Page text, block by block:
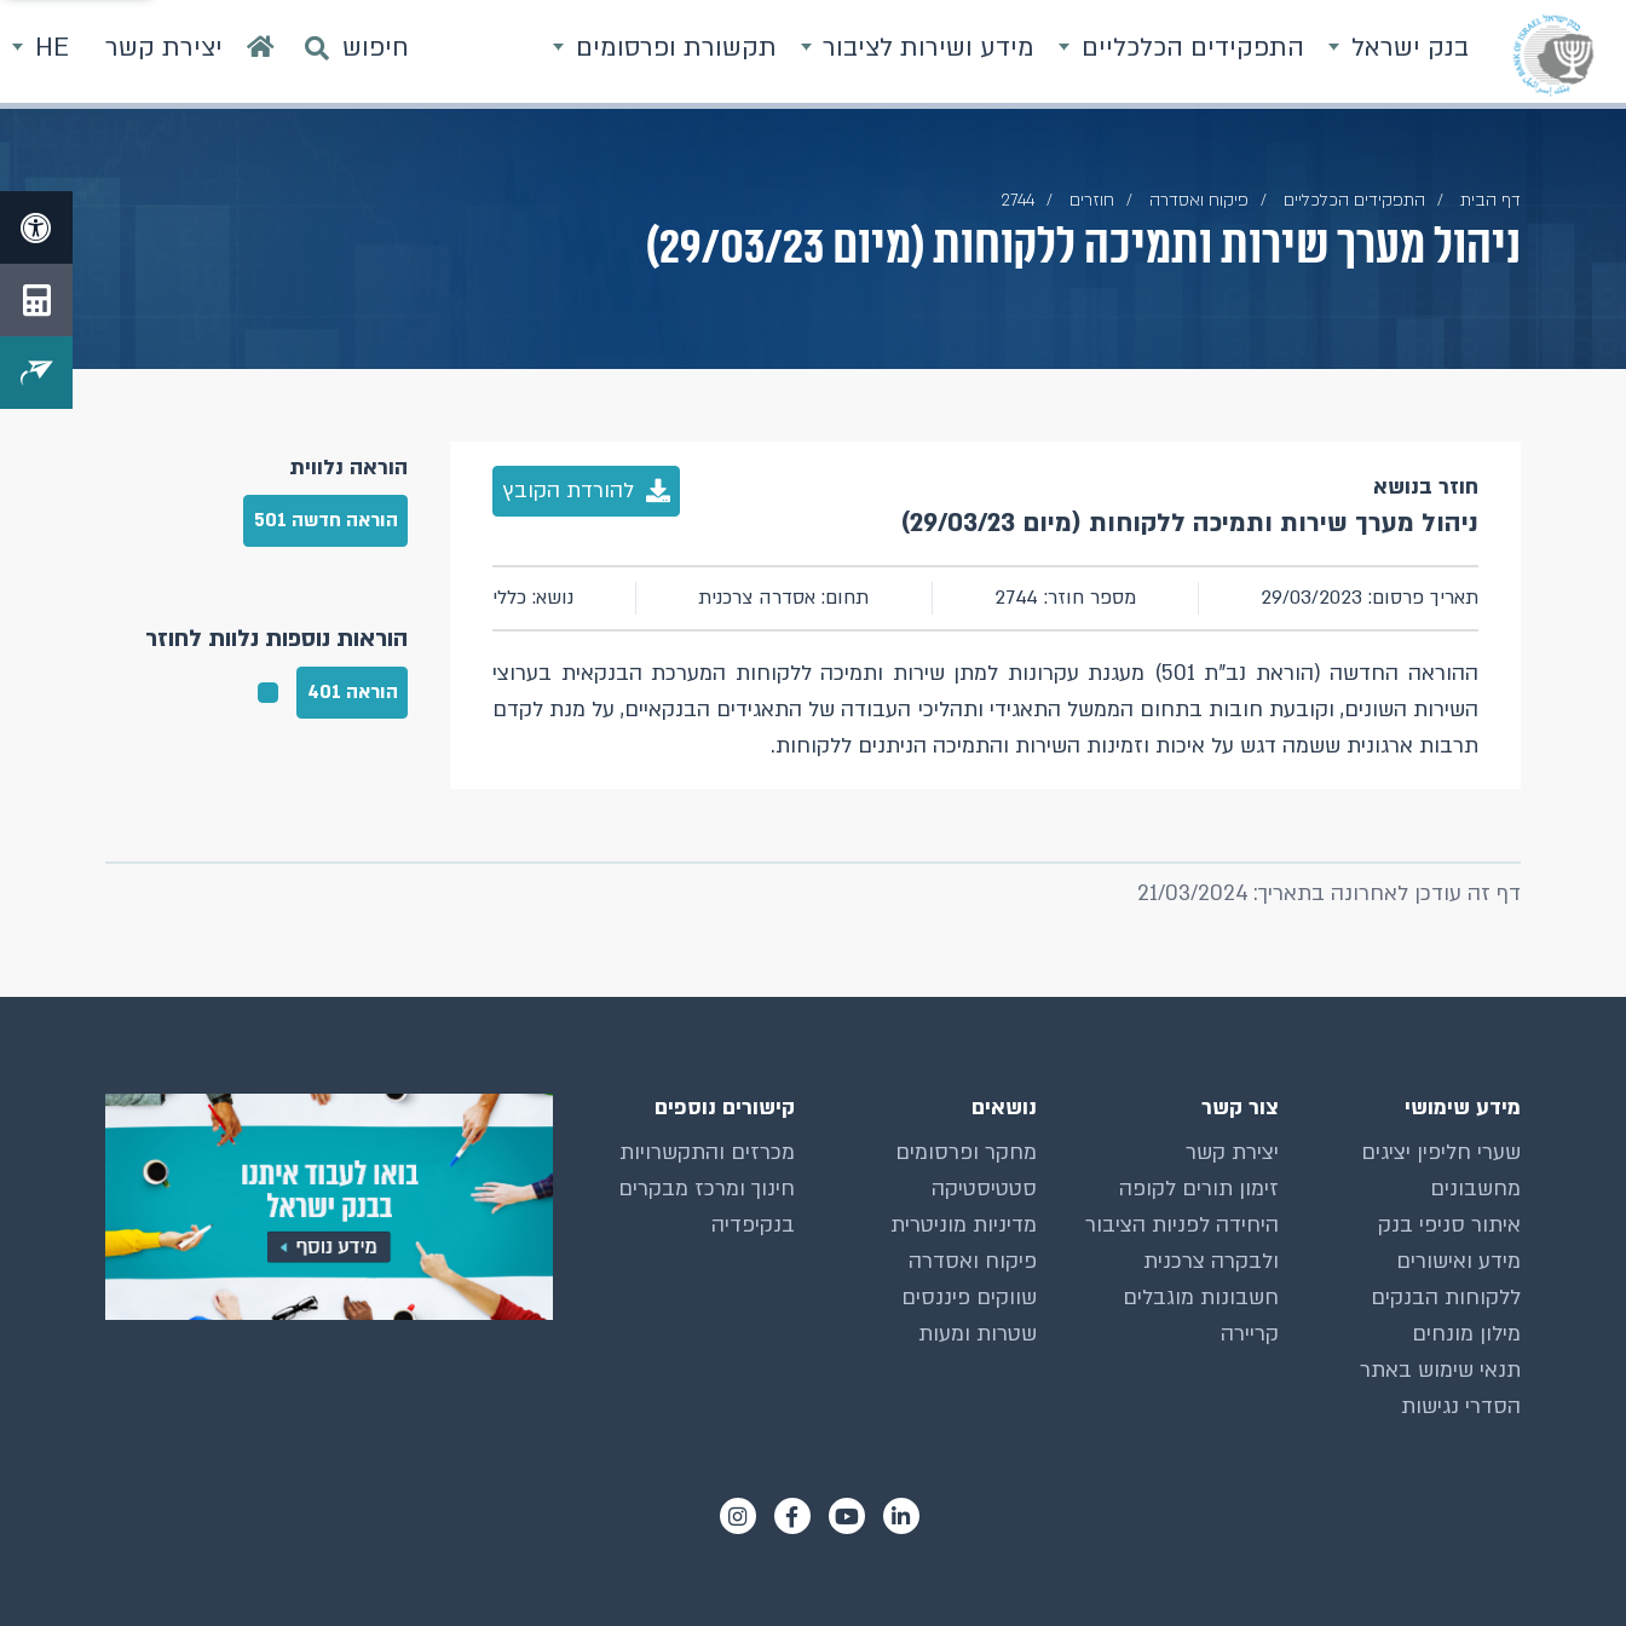
בנק ישראל התפקידים הכלכליים מידע ושירות לציבור תקשורת ופרסומים חיפוש יצירת קשר HE
דף הבית התפקידים הכלכליים פיקוח ואסדרה חוזרים 2744
ניהול מערך שירות ותמיכה ללקוחות (מיום 29/03/23)
חוזר בנושא
ניהול מערך שירות ותמיכה ללקוחות (מיום 29/03/23)
להורדת הקובץ
תאריך פרסום: 29/03/2023 מספר חוזר: 2744 תחום: אסדרה צרכנית נושא: כללי
ההוראה החדשה (הוראת נב"ת 501) מעגנת עקרונות למתן שירות ותמיכה ללקוחות המערכת הבנקאית בערוצי
השירות השונים, וקובעת חובות בתחום הממשל התאגידי ותהליכי העבודה של התאגידים הבנקאיים, על מנת לקדם
תרבות ארגונית ששמה דגש על איכות וזמינות השירות והתמיכה הניתנים ללקוחות.
הוראה נלווית
הוראה חדשה 501
הוראות נוספות נלוות לחוזר
הוראה 401
דף זה עודכן לאחרונה בתאריך: 21/03/2024
מידע שימושי
שערי חליפין יציגים
מחשבונים
איתור סניפי בנק
מידע ואישורים
ללקוחות הבנקים
מילון מונחים
תנאי שימוש באתר
הסדרי נגישות
צור קשר
יצירת קשר
זימון תורים לקופה
היחידה לפניות הציבור
ולבקרה צרכנית
חשבונות מוגבלים
קריירה
נושאים
מחקר ופרסומים
סטטיסטיקה
מדיניות מוניטרית
פיקוח ואסדרה
שווקים פיננסים
שטרות ומעות
קישורים נוספים
מכרזים והתקשרויות
חינוך ומרכז מבקרים
בנקיפדיה